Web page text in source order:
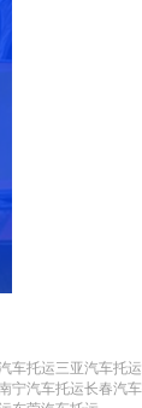
车托运三亚汽车托运
宁汽车托运长春汽